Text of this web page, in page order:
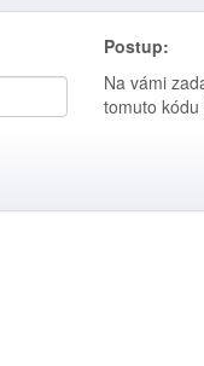
Postup:
Na vámi
tomuto